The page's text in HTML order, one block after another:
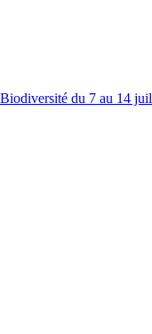
du 7 au 14